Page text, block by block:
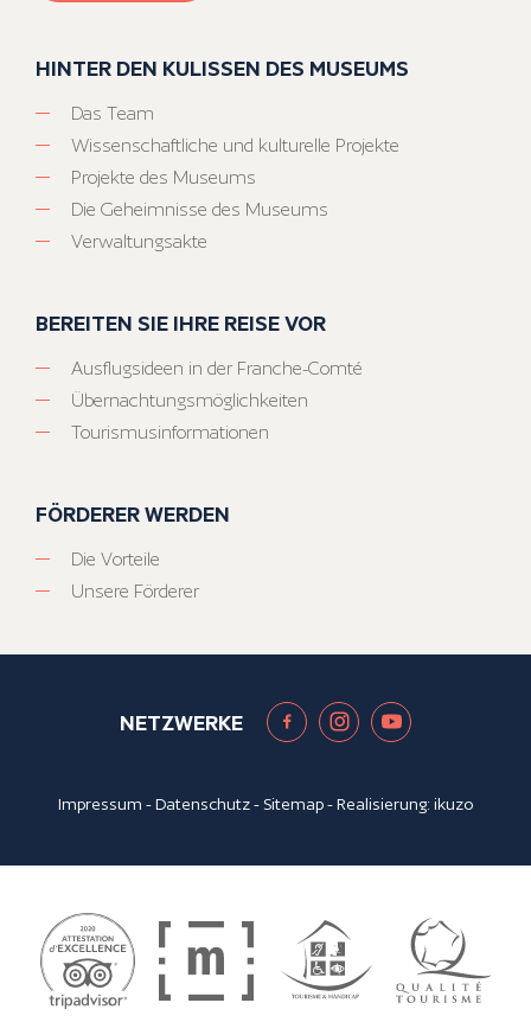
HINTER DEN KULISSEN DES MUSEUMS
Das Team
Wissenschaftliche und kulturelle Projekte
Projekte des Museums
Die Geheimnisse des Museums
Verwaltungsakte
BEREITEN SIE IHRE REISE VOR
Ausflugsideen in der Franche-Comté
Übernachtungsmöglichkeiten
Tourismusinformationen
FÖRDERER WERDEN
Die Vorteile
Unsere Förderer
NETZWERKE
Impressum -Datenschutz- Sitemap- Realisierung:ikuzo